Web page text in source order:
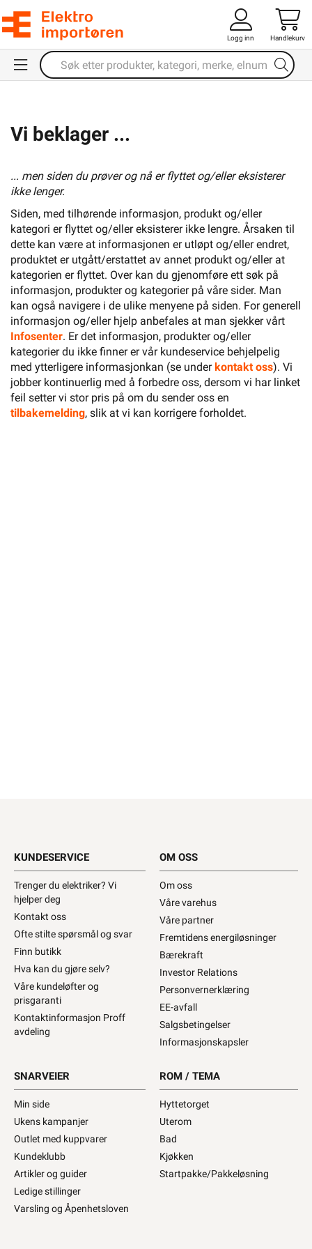
Logg inn Handlekurv
Vi beklager ...
... men siden du prøver og nå er flyttet og/eller eksisterer
ikke lenger.
Siden, med tilhørende informasjon, produkt og/eller
kategori er flyttet og/eller eksisterer ikke lengre. Årsaken til
dette kan være at informasjonen er utløpt og/eller endret,
produktet er utgått/erstattet av annet produkt og/eller at
kategorien er flyttet. Over kan du gjenomføre ett søk på
informasjon, produkter og kategorier på våre sider. Man
kan også navigere i de ulike menyene på siden. For generell
informasjon og/eller hjelp anbefales at man sjekker vårt
Infosenter. Er det informasjon, produkter og/eller
kategorier du ikke finner er vår kundeservice behjelpelig
med ytterligere informasjonkan (se underkontakt oss). Vi
jobber kontinuerlig med å forbedre oss, dersom vi har linket
feil setter vi stor pris på om du sender oss en
tilbakemelding, slik at vi kan korrigere forholdet.
KUNDESERVICE
Trenger du elektriker? Vi
hjelper deg
Kontakt oss
Ofte stilte spørsmål og svar
Finn butikk
Hva kan du gjøre selv?
Våre kundeløfter og
prisgaranti
Kontaktinformasjon Proff
avdeling
OM OSS
Om oss
Våre varehus
Våre partner
Fremtidens energiløsninger
Bærekraft
Investor Relations
Personvernerklæring
EE-avfall
Salgsbetingelser
Informasjonskapsler
SNARVEIER
Min side
Ukens kampanjer
Outlet med kuppvarer
Kundeklubb
Artikler og guider
Ledige stillinger
Varsling og Åpenhetsloven
ROM / TEMA
Hyttetorget
Uterom
Bad
Kjøkken
Startpakke/Pakkeløsning